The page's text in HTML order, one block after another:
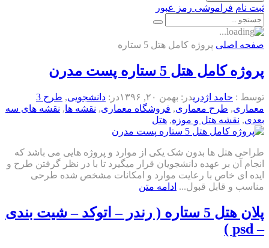
ثبت نام فراموشی رمز عبور
صفحه اصلی پروژه کامل هتل 5 ستاره
پروژه کامل هتل 5 ستاره پست مدرن
توسط : حامد اژدریدر: بهمن ۲۰, ۱۳۹۶ در: دانشجویی,
طرح 3
معماری, طرح معماری, فروشگاه معماری, نقشه ها, نقشه های سه
بعدی, نقشه هتل و موزه, هتل
طراحی هتل ها بدون شک یکی از موارد و پروژه هایی می باشد که
انجام آن بر عهده دانشجویان قرار میگیرد تا با در نظر گرفتن طرح و
ایده ای خاص با رعایت موارد و امکانات مشخص شده طرحی
مناسب و قابل قبول... ادامه متن
پلان هتل 5 ستاره ( رندر – اتوکد – شیت بندی
– psd )